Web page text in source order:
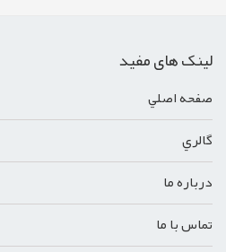
لینک های مفید
صفحه اصلي
گالري
درباره ما
تماس با ما